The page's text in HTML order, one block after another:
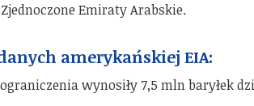
Emiraty Arabskie.
amerykańskiej EIA:
wynosiły 7,5 mln baryłek